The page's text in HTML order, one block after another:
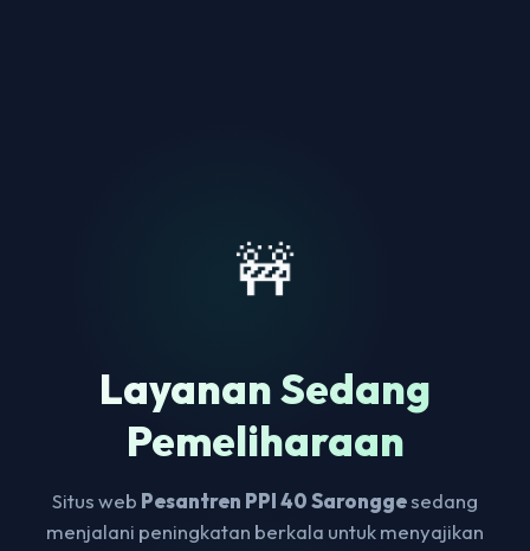
🚧
Layanan Sedang
Pemeliharaan
Situs web Pesantren PPI 40 Saronggesedang
menjalani peningkatan berkala untuk menyajikan